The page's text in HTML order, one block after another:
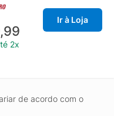
2x
Ir à Loja
de acordo com o